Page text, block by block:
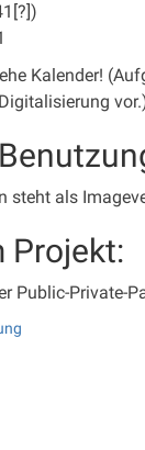
Kalender!
steht als
Projekt:
Public-Private-